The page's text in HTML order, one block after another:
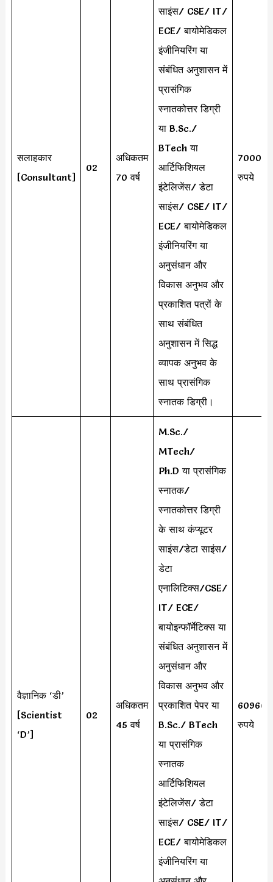
सलाहकार
[Consultant]
02
अधिकतम
70 वर्ष
साइंस/ CSE/ IT/
ECE/ बायोमेडिकल
इंजीनियरिंग या
संबंधित अनुशासन में
प्रासंगिक
स्नातकोत्तर डिग्री
या B.Sc./
BTech या
आर्टिफिशियल
इंटेलिजेंस/ डेटा
साइंस/ CSE/ IT/
ECE/ बायोमेडिकल
इंजीनियरिंग या
अनुसंधान और
विकास अनुभव और
प्रकाशित पत्रों के
साथ संबंधित
अनुशासन में सिद्ध
व्यापक अनुभव के
साथ प्रासंगिक
स्नातक डिग्री।
70000
रुपये
वैज्ञानिक ‘डी’
[Scientist
‘D’]
02
अधिकतम
45 वर्ष
M.Sc./
MTech/
Ph.D या प्रासंगिक
स्नातक/
स्नातकोत्तर डिग्री
के साथ कंप्यूटर
साइंस/डेटा साइंस/
डेटा
एनालिटिक्स/CSE/
IT/ ECE/
बायोइन्फॉर्मेटिक्स या
संबंधित अनुशासन में
अनुसंधान और
विकास अनुभव और
प्रकाशित पेपर या
B.Sc./ BTech
या प्रासंगिक
स्नातक
आर्टिफिशियल
इंटेलिजेंस/ डेटा
साइंस/ CSE/ IT/
ECE/ बायोमेडिकल
इंजीनियरिंग या
60960
रुपये